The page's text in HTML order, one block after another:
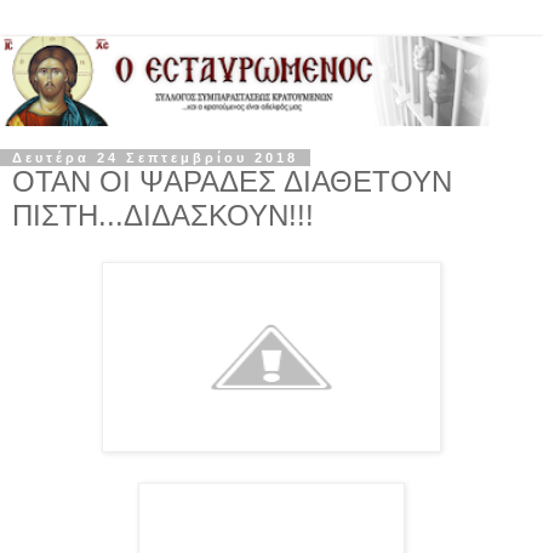
Δευτέρα 24 Σεπτεμβρίου 2018
ΟΤΑΝ ΟΙ ΨΑΡΑΔΕΣ ΔΙΑΘΕΤΟΥΝ
ΠΙΣΤΗ...ΔΙΔΑΣΚΟΥΝ!!!